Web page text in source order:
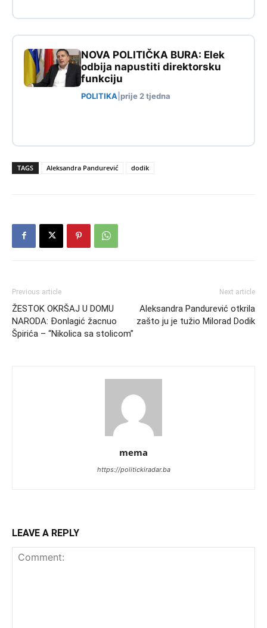
NOVA POLITIČKA BURA: Elek
odbija napustiti direktorsku
funkciju
POLITIKA prije 2 tjedna
TAGS Aleksandra Pandurević dodik
Previous article
ŽESTOK OKRŠAJ U DOMU
NARODA: Đonlagić žacnuo
Špirića – “Nikolica sa stolicom”
Next article
Aleksandra Pandurević otkrila
zašto ju je tužio Milorad Dodik
mema
https://politickiradar.ba
LEAVE A REPLY